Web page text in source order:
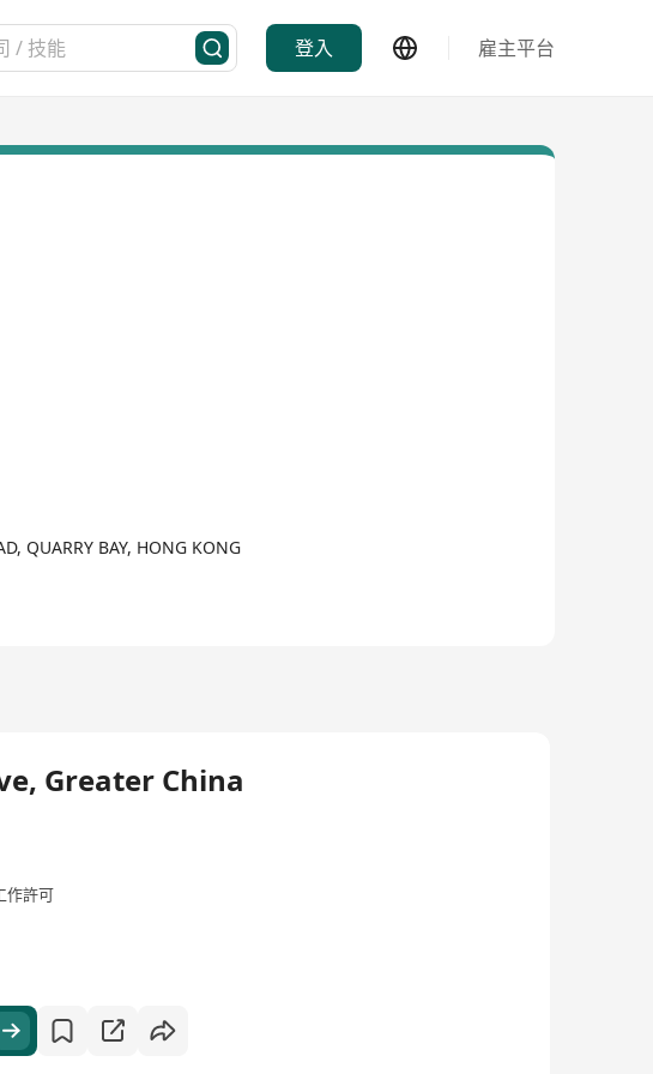
登入 雇主平台
信号并转化为深度洞察。
告时代》"Best place to work"，入选《Inc.》杂志 "实力合作伙伴"榜
QUARRY BAY, HONG KONG
Greater China
作許可